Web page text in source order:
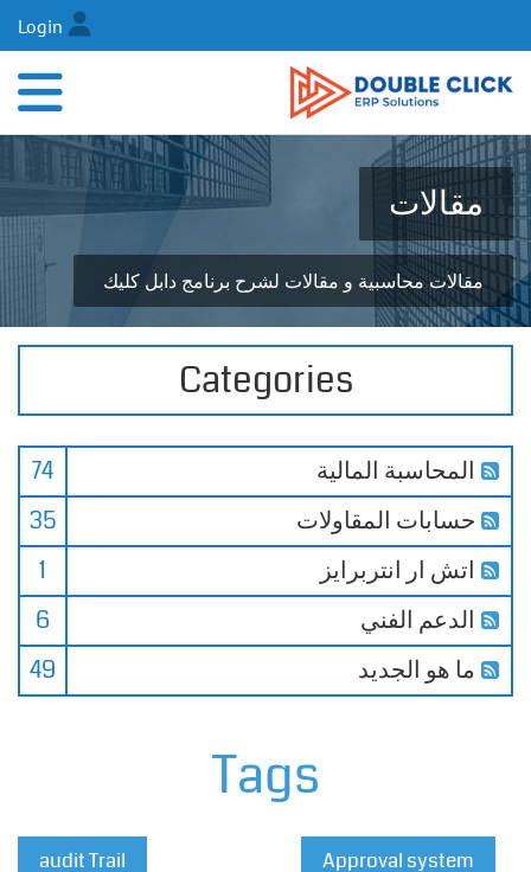
Login
مقالات
مقالات محاسبية و مقالات لشرح برنامج دابل كليك
Categories
المحاسبة المالية
74
حسابات المقاولات
35
اتش ار انتربرايز
1
الدعم الفني
6
ما هو الجديد
49
Tags
Approval system
audit Trail